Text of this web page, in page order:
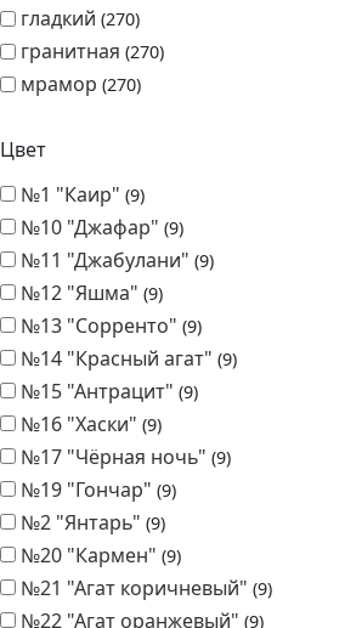
Шестигранник
Фактурный слой
гладкий
мрамор 270
Цвет
№1 "Каир" 9
№10 "Джафар" 9
№11 "Джабулани"
№12 "Яшма" 9
№13 "Сорренто" 9
№14 "Красный агат"
№15 "Антрацит"
№16 "Хаски" 9
№17 "Чёрная ночь" 9
№19 "Гончар" 9